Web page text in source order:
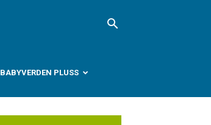
BABYVERDEN PLUSS